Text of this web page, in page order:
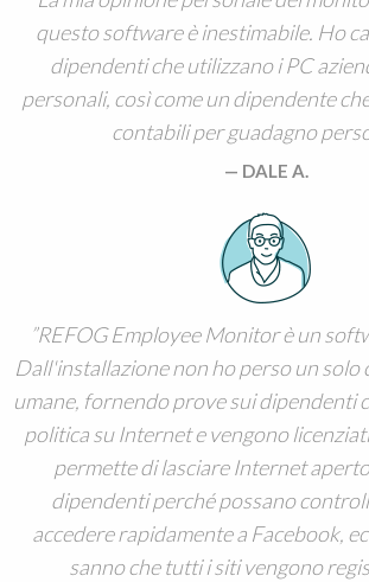
questo software è inestimabile. Ho
dipendenti che utilizzano i PC
personali, così come un dipendente
contabili per guadagno
DALE A.
REFOG Employee Monitor è un
Dall'installazione non ho perso un solo
umane, fornendo prove sui dipendenti
politica su Internet e vengono
permette di lasciare Internet
dipendenti perché possano
accedere rapidamente a Facebook,
sanno che tutti i siti vengono